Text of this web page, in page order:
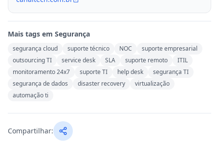
Mais tags em Segurança
segurança cloud suporte técnico NOC
suporte empresarial
outsourcing TI
service desk SLA suporte remoto
ITIL
monitoramento 24x7
suporte TI help desk
segurança TI
segurança de dados
disaster recovery
virtualização
automação ti
Compartilhar: